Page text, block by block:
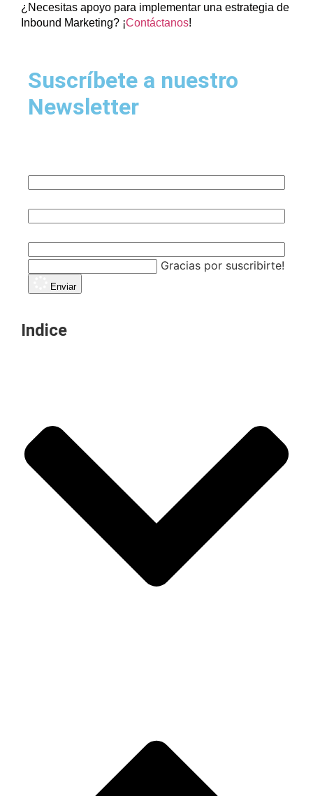
¿Necesitas apoyo para implementar una estrategia de
Inbound Marketing? ¡Contáctanos!
Suscríbete a nuestro
Newsletter
Gracias por suscribirte!
Enviar
Indice